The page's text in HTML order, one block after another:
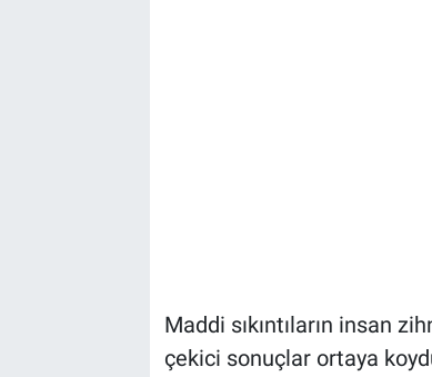
Maddi sıkıntıların insan
çekici sonuçlar ortaya